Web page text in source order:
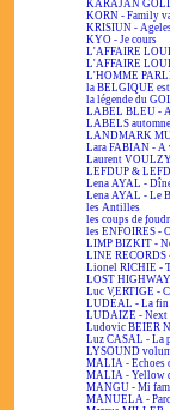
KARAJAN
KORN - Family
KRISIUN -
KYO - Je cours
L'AFFAIRE
L'AFFAIRE
L'HOMME
la BELGIQUE
la légende du
LABEL BLEU -
LABELS
LANDMARK
Lara FABIAN -
Laurent
LEFDUP &
Lena AYAL -
Lena AYAL - Le
les Antilles
les coups de
les ENFOIRÉS -
LIMP BIZKIT -
LINE RECORDS
Lionel RICHIE -
LOST
Luc VERTIGE -
LUDÉAL - La fin
LUDAIZE - Next
Ludovic BEIER
Luz CASAL - La
LYSOUND
MALIA - Echoes
MALIA - Yellow
MANGU - Mi
MANUELA -